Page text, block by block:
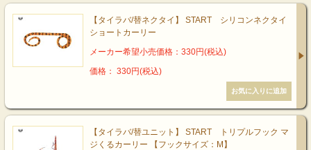
【タイラバ/替ネクタイ】 START シリコンネクタイ
ショートカーリー
メーカー希望小売価格：330円(税込)
価格： 330円(税込)
【タイラバ/替ユニット】 START トリプルフック マ
ジくるカーリー 【フックサイズ：M】